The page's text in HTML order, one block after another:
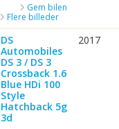
Gem bilen
Flere billeder
DS
Automobiles
DS 3 / DS 3
Crossback 1.6
Blue HDi 100
Style
Hatchback 5g
3d
2017